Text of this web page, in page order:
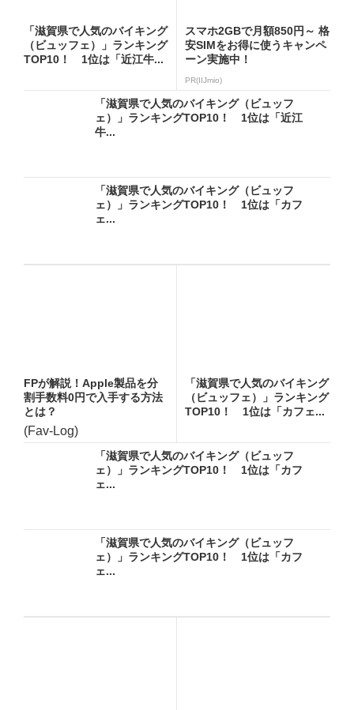
「滋賀県で人気のバイキング
（ビュッフェ）」ランキング
TOP10！ 1位は「近江牛...
スマホ2GBで月額850円～ 格
安SIMをお得に使うキャンペ
ーン実施中！
PR(IIJmio)
「滋賀県で人気のバイキング（ビュッフ
ェ）」ランキングTOP10！ 1位は「近江
牛...
「滋賀県で人気のバイキング（ビュッフ
ェ）」ランキングTOP10！ 1位は「カフ
ェ...
FPが解説！Apple製品を分
割手数料0円で入手する方法
とは？
(Fav-Log)
「滋賀県で人気のバイキング
（ビュッフェ）」ランキング
TOP10！ 1位は「カフェ...
「滋賀県で人気のバイキング（ビュッフ
ェ）」ランキングTOP10！ 1位は「カフ
ェ...
「滋賀県で人気のバイキング（ビュッフ
ェ）」ランキングTOP10！ 1位は「カフ
ェ...